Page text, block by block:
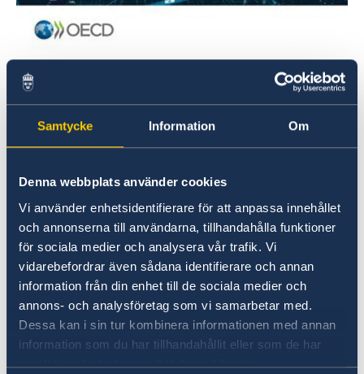
Samtycke Information Om
Denna webbplats använder cookies
Vi använder enhetsidentifierare för att anpassa innehållet
och annonserna till användarna, tillhandahålla funktioner
för sociala medier och analysera vår trafik. Vi
vidarebefordrar även sådana identifierare och annan
information från din enhet till de sociala medier och
annons- och analysföretag som vi samarbetar med.
Dessa kan i sin tur kombinera informationen med annan
information som du har tillhandahållit eller som de har
samlat in när du har använt deras tjänster.
OECD Digital Economic Outlook 2020 Photo: © OECD
OECD:s rapport ”Digital Economy Outlook 2020”
som publicerades i november 2020 behandlar
trender och analyser rörande den digitala
Rapporten lyfter hur OECD:s medlemsländer
och partnerländer drar nyttja av informations-
och kommunikationsteknologi och Internet för
att nå policymål. Rapporten har också ett
särskilt fokus på hur pandemin påverkar de
utmaningar och möjligheter som den digitala
transformationen innebär.